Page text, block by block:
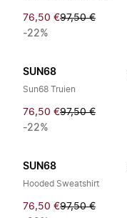
76,50 €97,50 €
-22%
SUN68
Sun68 Truien
76,50 €97,50 €
-22%
SUN68
Hooded Sweatshirt
76,50 €97,50 €